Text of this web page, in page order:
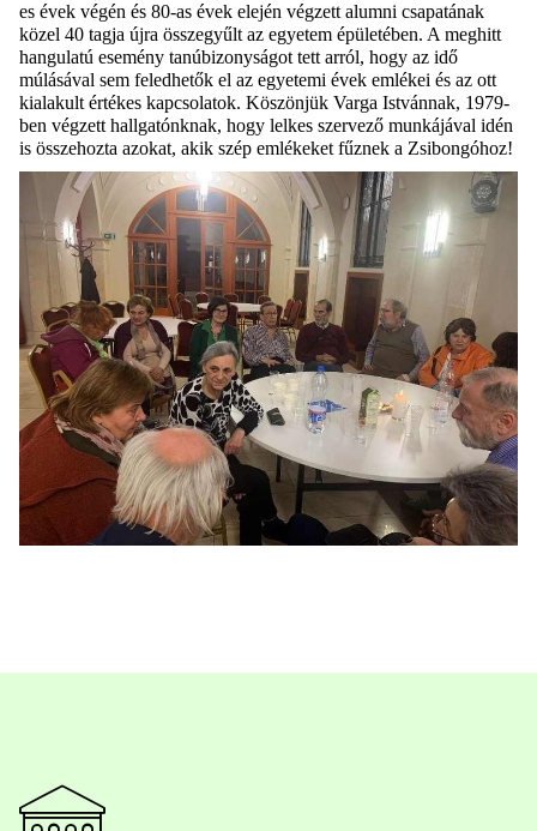
es évek végén és 80-as évek elején végzett alumni csapatának
közel 40 tagja újra összegyűlt az egyetem épületében. A meghitt
hangulatú esemény tanúbizonyságot tett arról, hogy az idő
múlásával sem feledhetők el az egyetemi évek emlékei és az ott
kialakult értékes kapcsolatok. Köszönjük Varga Istvánnak, 1979-
ben végzett hallgatónknak, hogy lelkes szervező munkájával idén
is összehozta azokat, akik szép emlékeket fűznek a Zsibongóhoz!